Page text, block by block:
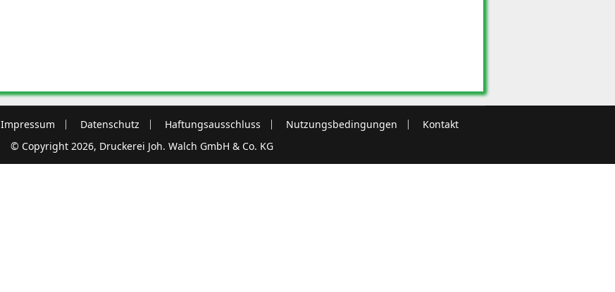
Impressum Datenschutz Haftungsausschluss Nutzungsbedingungen
Kontakt
© Copyright 2026, Druckerei Joh. Walch GmbH & Co. KG